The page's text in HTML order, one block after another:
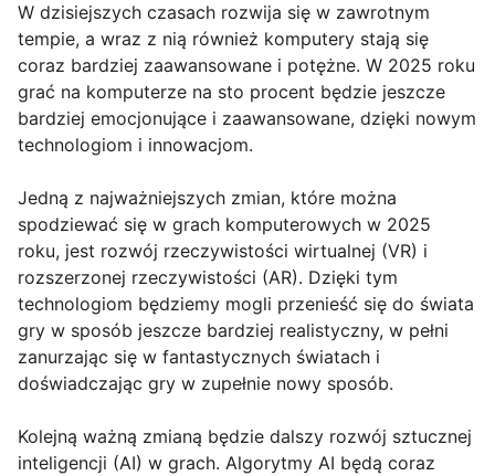
W dzisiejszych czasach rozwija się w zawrotnym
tempie, a wraz z nią również komputery stają się
coraz bardziej zaawansowane i potężne. W 2025 roku
grać na komputerze na sto procent będzie jeszcze
bardziej emocjonujące i zaawansowane, dzięki nowym
technologiom i innowacjom.
Jedną z najważniejszych zmian, które można
spodziewać się w grach komputerowych w 2025
roku, jest rozwój rzeczywistości wirtualnej (VR) i
rozszerzonej rzeczywistości (AR). Dzięki tym
technologiom będziemy mogli przenieść się do świata
gry w sposób jeszcze bardziej realistyczny, w pełni
zanurzając się w fantastycznych światach i
doświadczając gry w zupełnie nowy sposób.
Kolejną ważną zmianą będzie dalszy rozwój sztucznej
inteligencji (AI) w grach. Algorytmy AI będą coraz